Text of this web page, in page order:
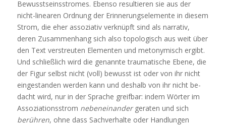
Bewusstseinsstromes. Ebenso resultieren sie aus der
nicht-linearen Ordnung der Erinnerungselemente in diesem
Strom, die eher assoziativ verknüpft sind als narrativ,
deren Zusammenhang sich also topologisch aus weit über
den Text verstreuten Elementen und metonymisch ergibt.
Und schließlich wird die genannte traumatische Ebene, die
der Figur selbst nicht (voll) bewusst ist oder von ihr nicht
eingestanden werden kann und deshalb von ihr nicht be-
dacht wird, nur in der Sprache greifbar: indem Wörter im
Assoziationsstrom nebeneinander geraten und sich
berühren, ohne dass Sachverhalte oder Handlungen